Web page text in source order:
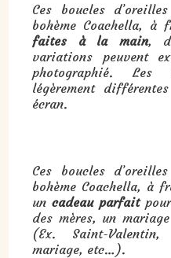
Ces boucles
bohème Coachella, à
faites à la main,
variations peuvent
photographié. Les
légèrement
écran.
Ces boucles
bohème Coachella, à
uncadeau parfaitpour
des mères, un
(Ex. Saint-
mariage, etc…).